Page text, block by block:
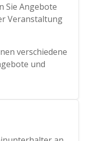
Sie Angebote
Veranstaltung
verschiedene
und